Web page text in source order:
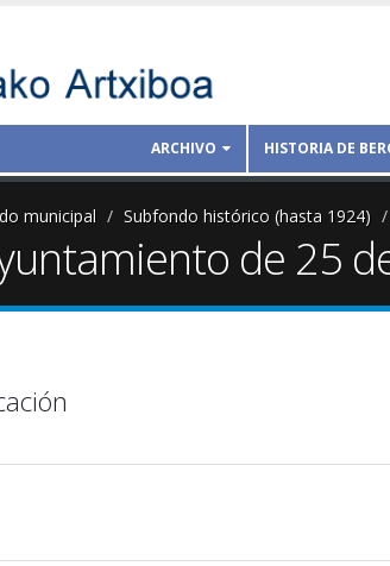
ARCHIVO HISTORIA DE
municipal Subfondo histórico (hasta 1924)
de 25